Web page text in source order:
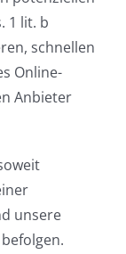
1 lit. b
schnellen
Online-
Anbieter
unsere